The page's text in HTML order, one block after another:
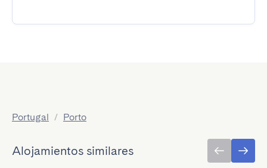
Portugal / Porto
Alojamientos similares